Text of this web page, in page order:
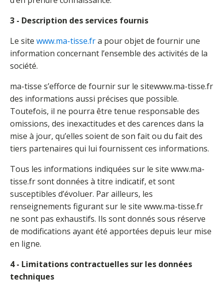
3 - Description des services fournis
Le site www.ma-tisse.fra pour objet de fournir une
information concernant l’ensemble des activités de la
société.
ma-tisse s’efforce de fournir sur le sitewww.ma-tisse.fr
des informations aussi précises que possible.
Toutefois, il ne pourra être tenue responsable des
omissions, des inexactitudes et des carences dans la
mise à jour, qu’elles soient de son fait ou du fait des
tiers partenaires qui lui fournissent ces informations.
Tous les informations indiquées sur le site www.ma-
tisse.fr sont données à titre indicatif, et sont
susceptibles d’évoluer. Par ailleurs, les
renseignements figurant sur le site www.ma-tisse.fr
ne sont pas exhaustifs. Ils sont donnés sous réserve
de modifications ayant été apportées depuis leur mise
en ligne.
4 - Limitations contractuelles sur les données
techniques